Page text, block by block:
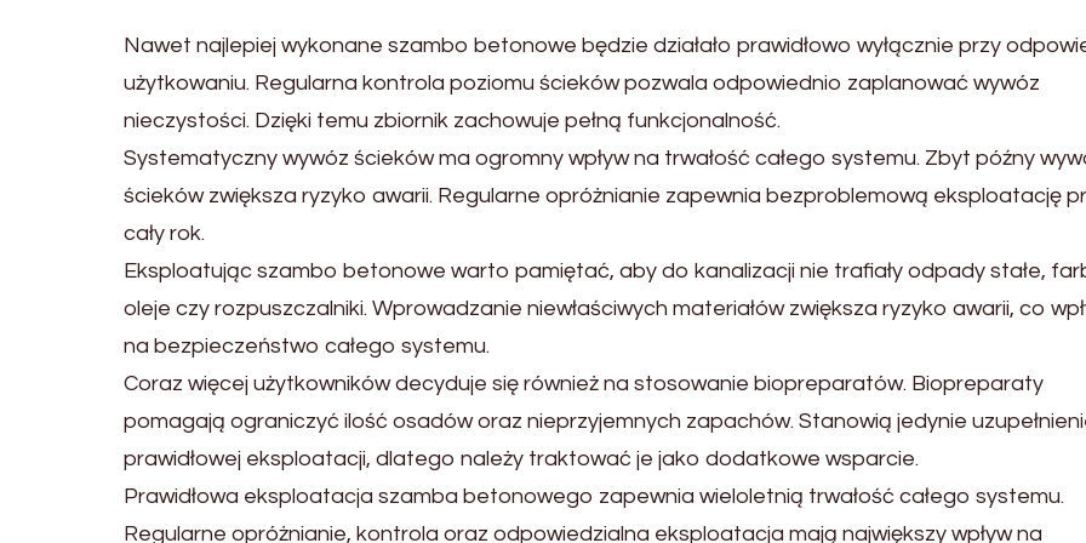
Nawet najlepiej wykonane szambo betonowe będzie działało prawidłowo wyłącznie przy
użytkowaniu. Regularna kontrola poziomu ścieków pozwala odpowiednio zaplanować wywóz
nieczystości. Dzięki temu zbiornik zachowuje pełną funkcjonalność.
Systematyczny wywóz ścieków ma ogromny wpływ na trwałość całego systemu. Zbyt późny
ścieków zwiększa ryzyko awarii. Regularne opróżnianie zapewnia bezproblemową eksploatację
cały rok.
Eksploatując szambo betonowe warto pamiętać, aby do kanalizacji nie trafiały odpady stałe,
oleje czy rozpuszczalniki. Wprowadzanie niewłaściwych materiałów zwiększa ryzyko awarii, co
na bezpieczeństwo całego systemu.
Coraz więcej użytkowników decyduje się również na stosowanie biopreparatów. Biopreparaty
pomagają ograniczyć ilość osadów oraz nieprzyjemnych zapachów. Stanowią jedynie
prawidłowej eksploatacji, dlatego należy traktować je jako dodatkowe wsparcie.
Prawidłowa eksploatacja szamba betonowego zapewnia wieloletnią trwałość całego systemu.
Regularne opróżnianie, kontrola oraz odpowiedzialna eksploatacja mają największy wpływ na